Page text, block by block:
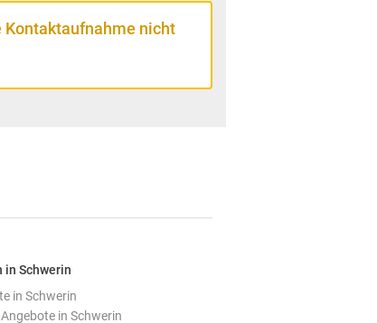
Kontaktaufnahme nicht
in Schwerin
in Schwerin
in Schwerin